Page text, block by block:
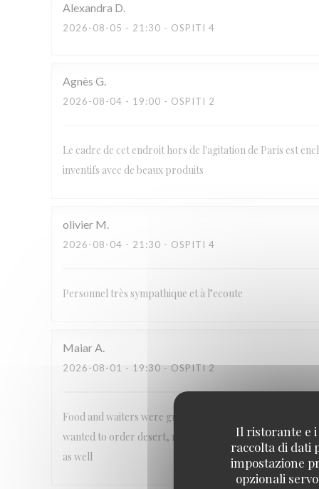
Il ristorante e i
raccolta di dati
impostazione
opzionali
Alexandra D
2026-08-05 - 21:30 - OSPITI 4
Agnès G
2026-08-04 - 19:00 - OSPITI 2
Le cadre de cet endroit hors de l'agitation de Paris est
inventifs avec de beaux produits
olivier M
2026-08-04 - 21:30 - OSPITI 4
Personnel très sympathique et à l’ecoute
MaiarA
2026-08-01 - 19:30 - OSPITI 2
Food and waiters were great. It takes away from the
wanted to order desert, nobody looked in our direction
as well